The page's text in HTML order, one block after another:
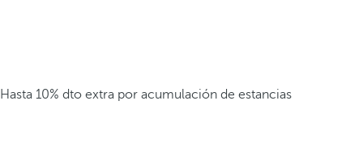
Hasta 10% dto extra por acumulación de estancias